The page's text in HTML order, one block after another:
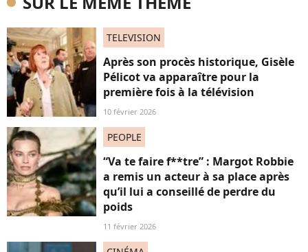
TELEVISION
Après son procès historique, Gisèle
Pélicot va apparaître pour la
première fois à la télévision
10 février 2026
PEOPLE
“Va te faire f**tre” : Margot Robbie
a remis un acteur à sa place après
qu’il lui a conseillé de perdre du
poids
11 février 2026